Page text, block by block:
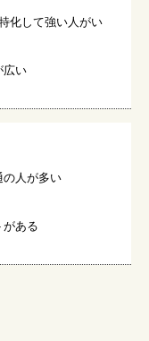
化して強い人がい
広い
人が多い
ある